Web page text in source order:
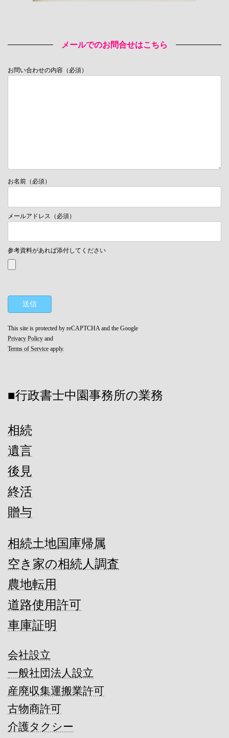
メールでのお問合せはこちら
お問い合わせの内容（必須）
お名前（必須）
メールアドレス（必須）
参考資料があれば添付してください
This site is protected by reCAPTCHA and the Google
Privacy Policy and
Terms of Service apply.
■行政書士中園事務所の業務
相続
遺言
後見
終活
贈与
相続土地国庫帰属
空き家の相続人調査
農地転用
道路使用許可
車庫証明
会社設立
一般社団法人設立
産廃収集運搬業許可
古物商許可
介護タクシー